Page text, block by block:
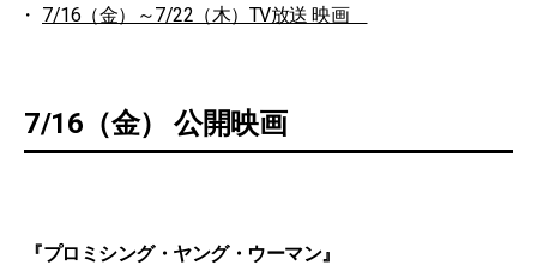
7/16（金）～7/22（木）TV放送 映画
7/16（金） 公開映画
『プロミシング・ヤング・ウーマン』